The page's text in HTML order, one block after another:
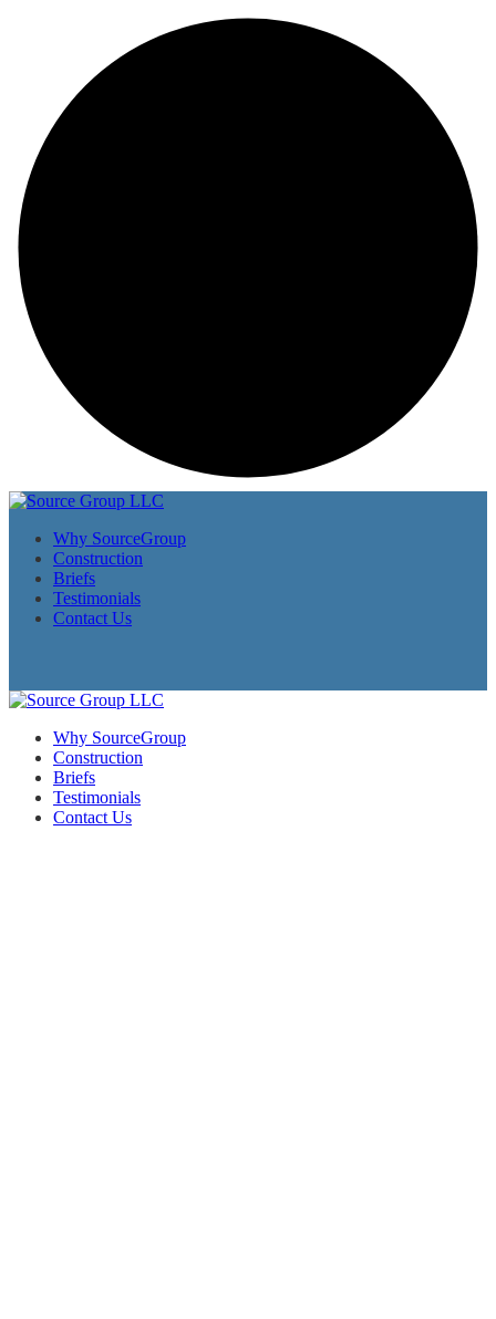
Why SourceGroup
Construction
Briefs
Testimonials
Contact Us
Why SourceGroup
Construction
Briefs
Testimonials
Contact Us